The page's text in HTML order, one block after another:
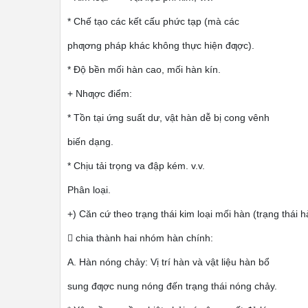
* Chế tạo các kết cấu phức tạp (mà các
phƣơng pháp khác không thực hiện đƣợc).
* Độ bền mối hàn cao, mối hàn kín.
+ Nhƣợc điểm:
* Tồn tại ứng suất dư, vật hàn dễ bị cong vênh
biến dạng.
* Chịu tải trọng va đập kém. v.v.
Phân loại.
+) Căn cứ theo trạng thái kim loại mối hàn (trạng thái
 chia thành hai nhóm hàn chính:
A. Hàn nóng chảy: Vị trí hàn và vật liệu hàn bổ
sung đƣợc nung nóng đến trạng thái nóng chảy.